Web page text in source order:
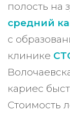
полость на
средний
с
клинике
кариес
Стоимость